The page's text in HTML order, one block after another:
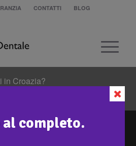
CONTATTI BLOG
in Croazia?
al completo.